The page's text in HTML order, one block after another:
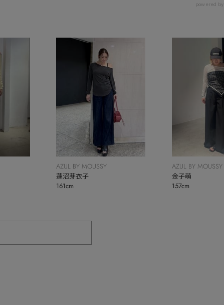
powered by
AZUL BY MOUSSY
蓮沼芽衣子
161cm
AZUL BY MOUSSY
金子萌
157cm